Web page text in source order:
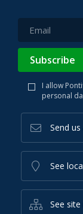
Subscribe
I allow
personal
Send
See
See site